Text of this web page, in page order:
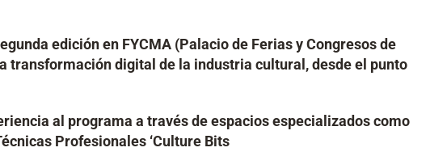
edición en FYCMA (Palacio de Ferias y Congresos de
transformación digital de la industria cultural, desde el punto
al programa a través de espacios especializados como
Profesionales ‘Culture Bits